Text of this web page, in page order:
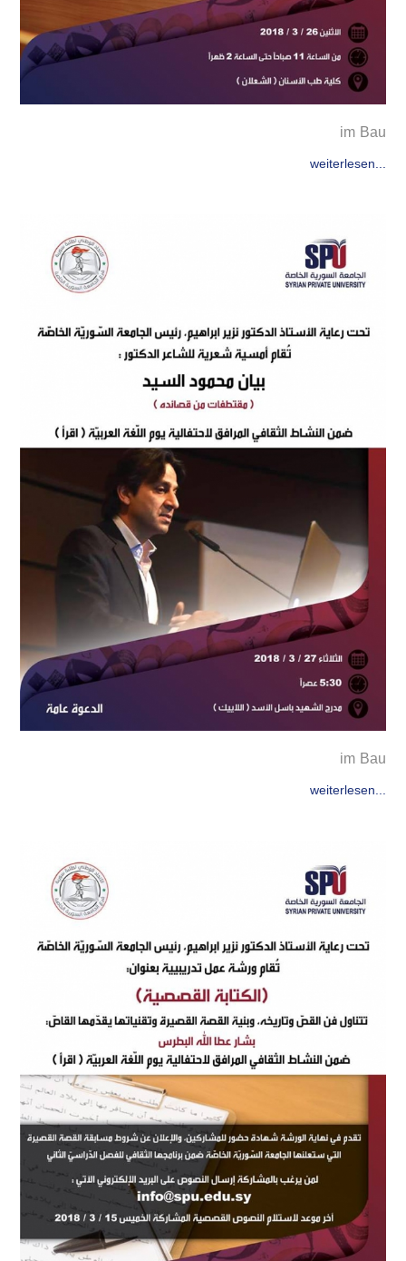
im Bau
weiterlesen...
im Bau
weiterlesen...